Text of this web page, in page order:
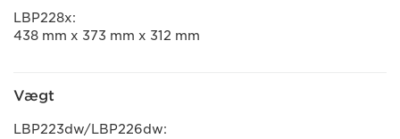
LBP228x:
438 mm x 373 mm x 312 mm
Vægt
LBP223dw/LBP226dw: